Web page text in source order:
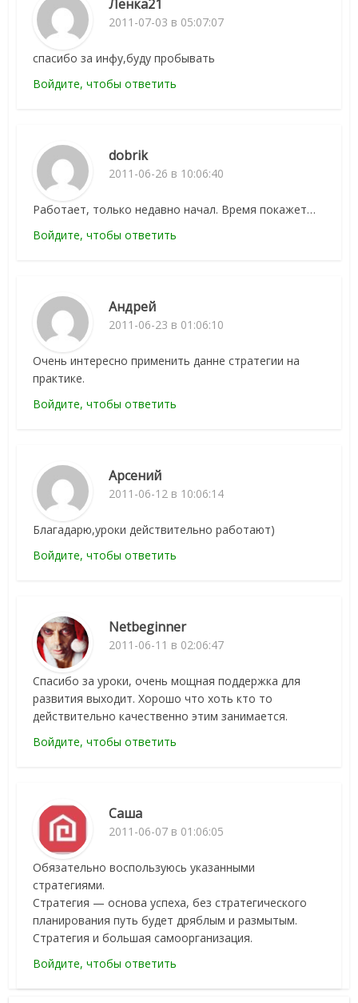
Ленка21
2011-07-03 в 05:07:07
спасибо за инфу,буду пробывать
Войдите, чтобы ответить
dobrik
2011-06-26 в 10:06:40
Работает, только недавно начал. Время покажет…
Войдите, чтобы ответить
Андрей
2011-06-23 в 01:06:10
Очень интересно применить данне стратегии на
практике.
Войдите, чтобы ответить
Арсений
2011-06-12 в 10:06:14
Благадарю,уроки действительно работают)
Войдите, чтобы ответить
Netbeginner
2011-06-11 в 02:06:47
Спасибо за уроки, очень мощная поддержка для
развития выходит. Хорошо что хоть кто то
действительно качественно этим занимается.
Войдите, чтобы ответить
Саша
2011-06-07 в 01:06:05
Обязательно воспользуюсь указанными
стратегиями.
Стратегия — основа успеха, без стратегического
планирования путь будет дряблым и размытым.
Стратегия и большая самоорганизация.
Войдите, чтобы ответить